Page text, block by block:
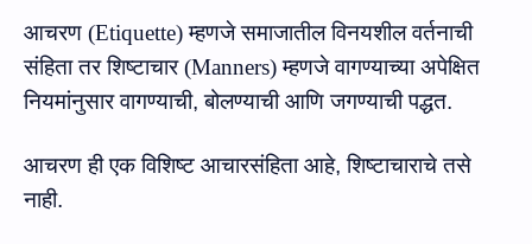
आचरण (Etiquette) म्हणजे समाजातील विनयशील वर्तनाची
संहिता तर शिष्टाचार(Manners) म्‍हणजे वागण्याच्या अपेक्षित
नियमांनुसार वागण्याची,बोलण्याची आणि जगण्याची पद्धत.
आचरणही एक विशिष्ट आचारसंहिता आहे, शिष्टाचाराचे तसे
नाही.